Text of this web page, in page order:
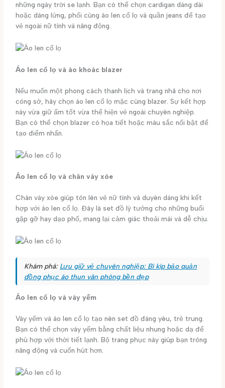
những ngày trời se lạnh. Bạn có thể chọn cardigan dáng dài
hoặc dáng lửng, phối cùng áo len cổ lọ và quần jeans để tạo
vẻ ngoài nữ tính và năng động.
Áo len cổ lọ và áo khoác blazer
Nếu muốn một phong cách thanh lịch và trang nhã cho nơi
công sở, hãy chọn áo len cổ lọ mặc cùng blazer. Sự kết hợp
này vừa giữ ấm tốt vừa thể hiện vẻ ngoài chuyên nghiệp.
Bạn có thể chọn blazer có họa tiết hoặc màu sắc nổi bật để
tạo điểm nhấn.
Áo len cổ lọ và chân váy xòe
Chân váy xòe giúp tôn lên vẻ nữ tính và duyên dáng khi kết
hợp với áo len cổ lọ. Đây là set đồ lý tưởng cho những buổi
gặp gỡ hay dạo phố, mang lại cảm giác thoải mái và dễ chịu.
Khám phá: Lưu giữ vẻ chuyên nghiệp: Bí kíp bảo quản
đồng phục áo thun văn phòng bền đẹp
Áo len cổ lọ và váy yếm
Váy yếm và áo len cổ lọ tạo nên set đồ đáng yêu, trẻ trung.
Bạn có thể chọn váy yếm bằng chất liệu nhung hoặc dạ để
phù hợp với thời tiết lạnh. Bộ trang phục này giúp bạn trông
năng động và cuốn hút hơn.